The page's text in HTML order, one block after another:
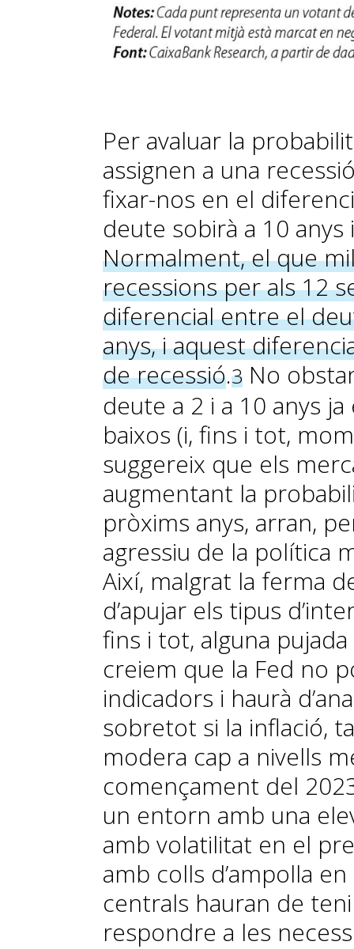
Per avaluar la
assignen a una
fixar-nos en el
deute sobirà a 10
Normalment, el que
recessions per als 12
diferencial entre el
anys, i aquest
de recessió.3 No
deute a 2 i a 10 anys
baixos (i, fins i tot,
suggereix que els
augmentant la
pròxims anys, arran,
agressiu de la política
Així, malgrat la ferma
d’apujar els tipus
fins i tot, alguna
creiem que la Fed no
indicadors i haurà
sobretot si la inflació,
modera cap a nivells
començament del
un entorn amb una
amb volatilitat en el
amb colls d’ampolla
centrals hauran de
respondre a les